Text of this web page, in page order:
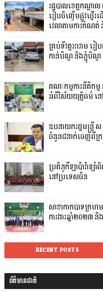
រដ្ឋបាលខេត្តកណ្
រៀបចិញ្ចើមផ្លូវថ្មើ
វេលាតាមការកំណត់
គ្រប់ទីវត្តអារាម
កាន់បិណ្ឌ និងភ្ជុំបិណ្ឌ
គណៈកម្មការនីតិកម្
អំពីវិស័យយុត្តិធម៌ នៅ
ឧបនាយករដ្ឋមន្ដ្រី
ចំនួន៨នាក់ចេញពីក្
ប្រតិភូកីឡាប៉ារ៉ាឡាំ
នៅប្រទេសចិន
សាខាកាកបាទក្រហ
ការងារឆ្នាំ២០២៣
RECENT POSTS
ព័ត៌មានជាតិ